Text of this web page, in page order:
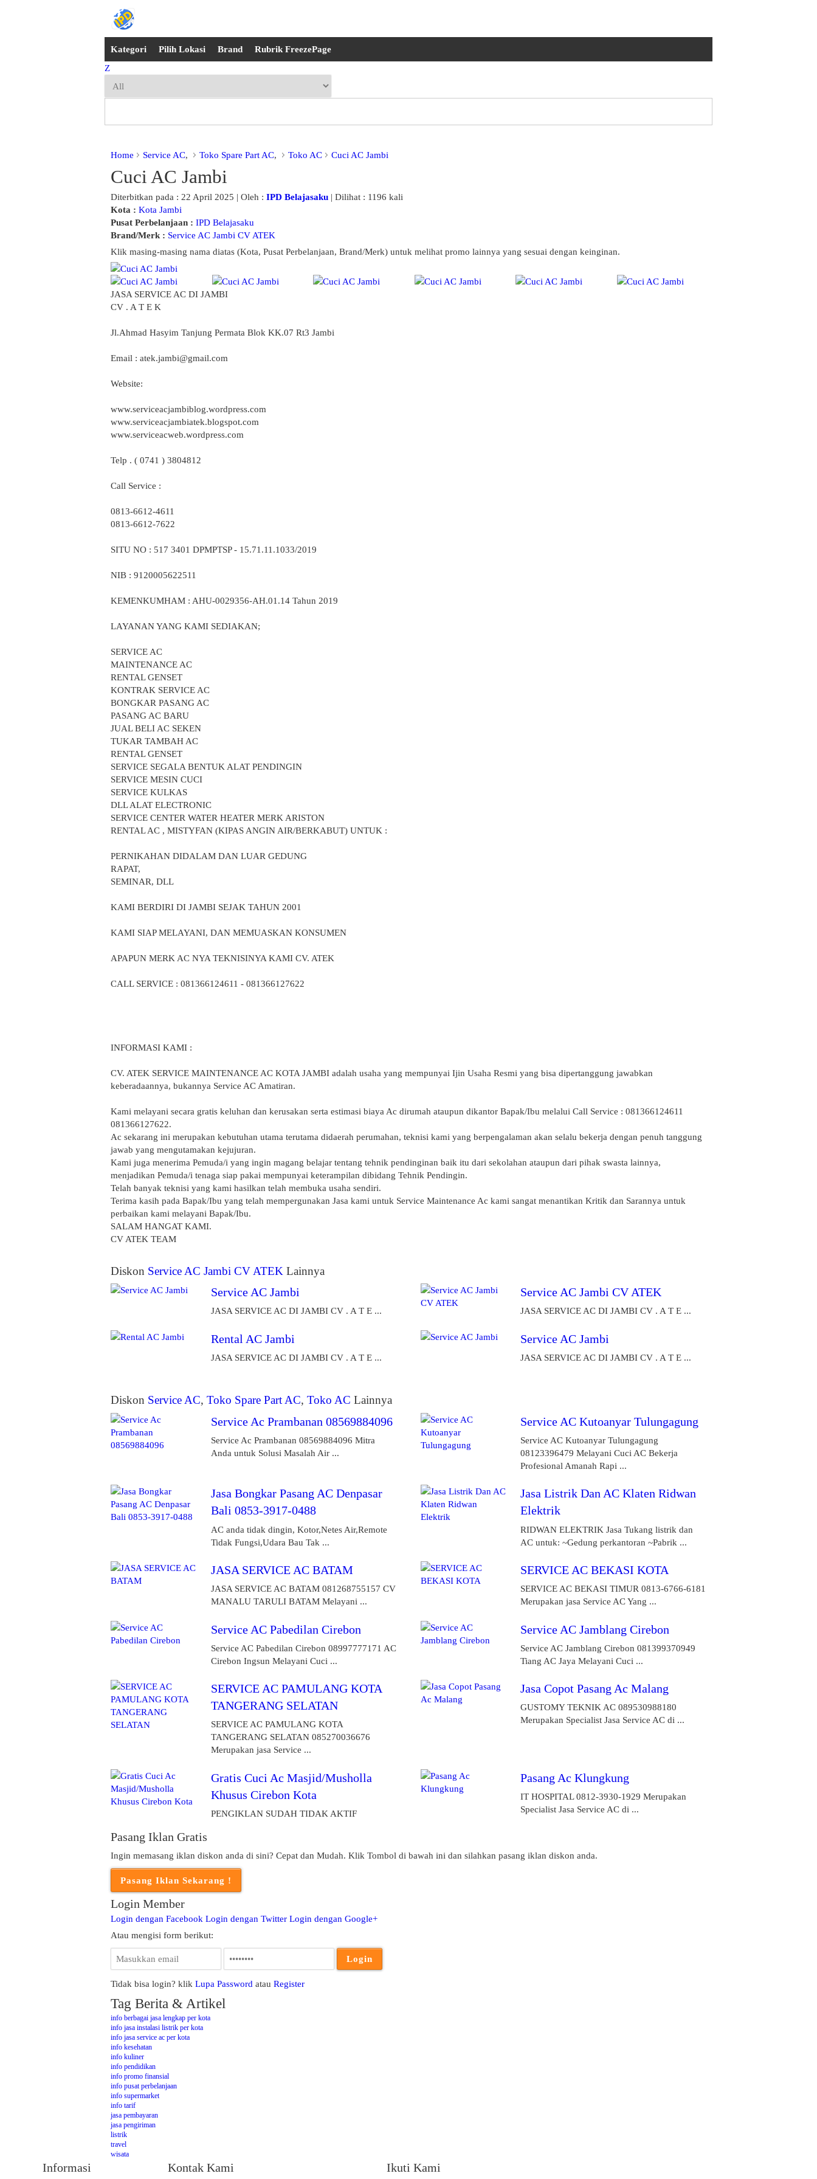
Kategori Pilih Lokasi Brand
Rubrik FreezePage
Z
Home Service AC, Toko Spare Part AC, Toko AC Cuci AC Jambi
Cuci AC Jambi
Diterbitkan pada : 22 April 2025 | Oleh : IPD Belajasaku | Dilihat : 1196 kali
Kota : Kota Jambi
Pusat Perbelanjaan : IPD Belajasaku
Brand/Merk : Service AC Jambi CV ATEK
Klik masing-masing nama diatas (Kota, Pusat Perbelanjaan, Brand/Merk) untuk melihat promo lainnya yang sesuai dengan keinginan.
JASA SERVICE AC DI JAMBI
CV . A T E K
Jl.Ahmad Hasyim Tanjung Permata Blok KK.07 Rt3 Jambi
Email : atek.jambi@gmail.com
Website:
www.serviceacjambiblog.wordpress.com
www.serviceacjambiatek.blogspot.com
www.serviceacweb.wordpress.com
Telp . ( 0741 ) 3804812
Call Service :
0813-6612-4611
0813-6612-7622
SITU NO : 517 3401 DPMPTSP - 15.71.11.1033/2019
NIB : 9120005622511
KEMENKUMHAM : AHU-0029356-AH.01.14 Tahun 2019
LAYANAN YANG KAMI SEDIAKAN;
SERVICE AC
MAINTENANCE AC
RENTAL GENSET
KONTRAK SERVICE AC
BONGKAR PASANG AC
PASANG AC BARU
JUAL BELI AC SEKEN
TUKAR TAMBAH AC
RENTAL GENSET
SERVICE SEGALA BENTUK ALAT PENDINGIN
SERVICE MESIN CUCI
SERVICE KULKAS
DLL ALAT ELECTRONIC
SERVICE CENTER WATER HEATER MERK ARISTON
RENTAL AC , MISTYFAN (KIPAS ANGIN AIR/BERKABUT) UNTUK :
PERNIKAHAN DIDALAM DAN LUAR GEDUNG
RAPAT,
SEMINAR, DLL
KAMI BERDIRI DI JAMBI SEJAK TAHUN 2001
KAMI SIAP MELAYANI, DAN MEMUASKAN KONSUMEN
APAPUN MERK AC NYA TEKNISINYA KAMI CV. ATEK
CALL SERVICE : 081366124611 - 081366127622
INFORMASI KAMI :
CV. ATEK SERVICE MAINTENANCE AC KOTA JAMBI adalah usaha yang mempunyai Ijin Usaha Resmi yang bisa dipertanggung jawabkan
keberadaannya, bukannya Service AC Amatiran.
Kami melayani secara gratis keluhan dan kerusakan serta estimasi biaya Ac dirumah ataupun dikantor Bapak/Ibu melalui Call Service : 081366124611
081366127622.
Ac sekarang ini merupakan kebutuhan utama terutama didaerah perumahan, teknisi kami yang berpengalaman akan selalu bekerja dengan penuh tanggung
jawab yang mengutamakan kejujuran.
Kami juga menerima Pemuda/i yang ingin magang belajar tentang tehnik pendinginan baik itu dari sekolahan ataupun dari pihak swasta lainnya,
menjadikan Pemuda/i tenaga siap pakai mempunyai keterampilan dibidang Tehnik Pendingin.
Telah banyak teknisi yang kami hasilkan telah membuka usaha sendiri.
Terima kasih pada Bapak/Ibu yang telah mempergunakan Jasa kami untuk Service Maintenance Ac kami sangat menantikan Kritik dan Sarannya untuk
perbaikan kami melayani Bapak/Ibu.
SALAM HANGAT KAMI.
CV ATEK TEAM
Diskon Service AC Jambi CV ATEK Lainnya
Service AC Jambi
JASA SERVICE AC DI JAMBI CV . A T E ...
Service AC Jambi CV ATEK
JASA SERVICE AC DI JAMBI CV . A T E ...
Rental AC Jambi
JASA SERVICE AC DI JAMBI CV . A T E ...
Service AC Jambi
JASA SERVICE AC DI JAMBI CV . A T E ...
Diskon Service AC, Toko Spare Part AC, Toko AC Lainnya
Service Ac Prambanan 08569884096
Service Ac Prambanan 08569884096 Mitra
Anda untuk Solusi Masalah Air ...
Service AC Kutoanyar Tulungagung
Service AC Kutoanyar Tulungagung
08123396479 Melayani Cuci AC Bekerja
Profesional Amanah Rapi ...
Jasa Bongkar Pasang AC Denpasar
Bali 0853-3917-0488
AC anda tidak dingin, Kotor,Netes Air,Remote
Tidak Fungsi,Udara Bau Tak ...
Jasa Listrik Dan AC Klaten Ridwan
Elektrik
RIDWAN ELEKTRIK Jasa Tukang listrik dan
AC untuk: ~Gedung perkantoran ~Pabrik ...
JASA SERVICE AC BATAM
JASA SERVICE AC BATAM 081268755157 CV
MANALU TARULI BATAM Melayani ...
SERVICE AC BEKASI KOTA
SERVICE AC BEKASI TIMUR 0813-6766-6181
Merupakan jasa Service AC Yang ...
Service AC Pabedilan Cirebon
Service AC Pabedilan Cirebon 08997777171 AC
Cirebon Ingsun Melayani Cuci ...
Service AC Jamblang Cirebon
Service AC Jamblang Cirebon 081399370949
Tiang AC Jaya Melayani Cuci ...
SERVICE AC PAMULANG KOTA
TANGERANG SELATAN
SERVICE AC PAMULANG KOTA
TANGERANG SELATAN 085270036676
Merupakan jasa Service ...
Jasa Copot Pasang Ac Malang
GUSTOMY TEKNIK AC 089530988180
Merupakan Specialist Jasa Service AC di ...
Gratis Cuci Ac Masjid/Musholla
Khusus Cirebon Kota
PENGIKLAN SUDAH TIDAK AKTIF
Pasang Ac Klungkung
IT HOSPITAL 0812-3930-1929 Merupakan
Specialist Jasa Service AC di ...
Pasang Iklan Gratis
Ingin memasang iklan diskon anda di sini? Cepat dan Mudah. Klik Tombol di bawah ini dan silahkan pasang iklan diskon anda.
Login Member
Login dengan Facebook Login dengan Twitter Login dengan Google+
Atau mengisi form berikut:
Tidak bisa login? klik Lupa Password atau Register
Tag Berita & Artikel
info berbagai jasa lengkap per kota
info jasa instalasi listrik per kota
info jasa service ac per kota
info kesehatan
info kuliner
info pendidikan
info promo finansial
info pusat perbelanjaan
info supermarket
info tarif
jasa pembayaran
jasa pengiriman
listrik
travel
wisata
Informasi Kontak Kami Ikuti Kami